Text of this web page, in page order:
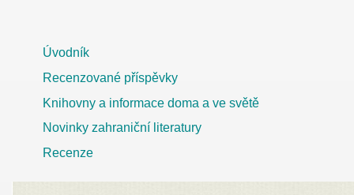
Úvodník
Recenzované příspěvky
Knihovny a informace doma a ve světě
Novinky zahraniční literatury
Recenze